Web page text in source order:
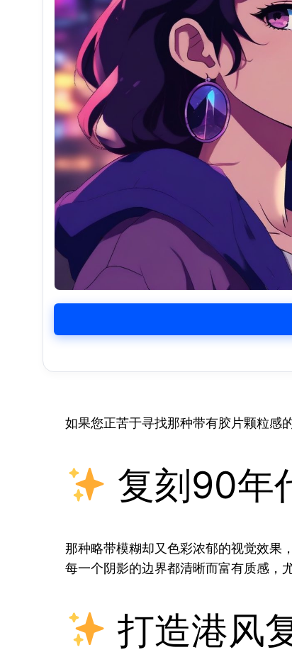
如果您正苦于寻找那种带有胶片颗粒感
复刻90年
那种略带模糊却又色彩浓郁的视觉效果
每一个阴影的边界都清晰而富有质感，
打造港风